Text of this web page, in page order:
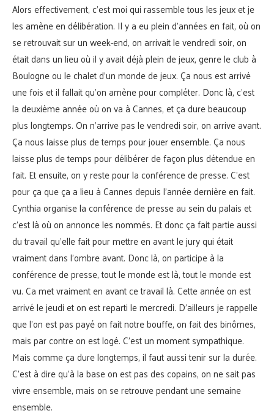
Alors effectivement, c’est moi qui rassemble tous les jeux et je
les amène en délibération. Il y a eu plein d’années en fait, où on
se retrouvait sur un week-end, on arrivait le vendredi soir, on
était dans un lieu où il y avait déjà plein de jeux, genre le club à
Boulogne ou le chalet d’un monde de jeux. Ça nous est arrivé
une fois et il fallait qu’on amène pour compléter. Donc là, c’est
la deuxième année où on va à Cannes, et ça dure beaucoup
plus longtemps. On n’arrive pas le vendredi soir, on arrive avant.
Ça nous laisse plus de temps pour jouer ensemble. Ça nous
laisse plus de temps pour délibérer de façon plus détendue en
fait. Et ensuite, on y reste pour la conférence de presse. C’est
pour ça que ça a lieu à Cannes depuis l’année dernière en fait.
Cynthia organise la conférence de presse au sein du palais et
c’est là où on annonce les nommés. Et donc ça fait partie aussi
du travail qu’elle fait pour mettre en avant le jury qui était
vraiment dans l’ombre avant. Donc là, on participe à la
conférence de presse, tout le monde est là, tout le monde est
vu. Ca met vraiment en avant ce travail là. Cette année on est
arrivé le jeudi et on est reparti le mercredi. D’ailleurs je rappelle
que l’on est pas payé on fait notre bouffe, on fait des binômes,
mais par contre on est logé. C’est un moment sympathique.
Mais comme ça dure longtemps, il faut aussi tenir sur la durée.
C’est à dire qu’à la base on est pas des copains, on ne sait pas
vivre ensemble, mais on se retrouve pendant une semaine
ensemble.